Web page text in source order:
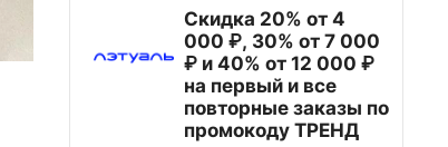
Скидка 20% от 4
000 ₽, 30% от 7 000
₽ и 40% от 12 000 ₽
на первый и все
повторные заказы по
промокоду ТРЕНД